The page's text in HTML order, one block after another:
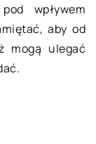
wpływem
aby od
mogą ulegać